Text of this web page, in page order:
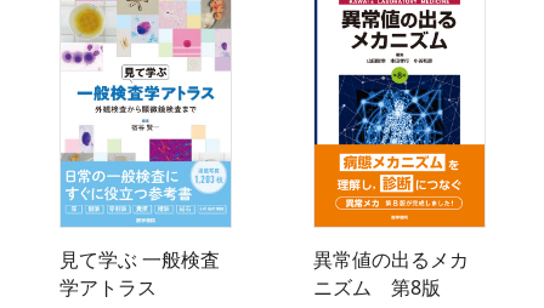
見て学ぶ 一般検査
学アトラス
異常値の出るメカ
ニズム 第8版